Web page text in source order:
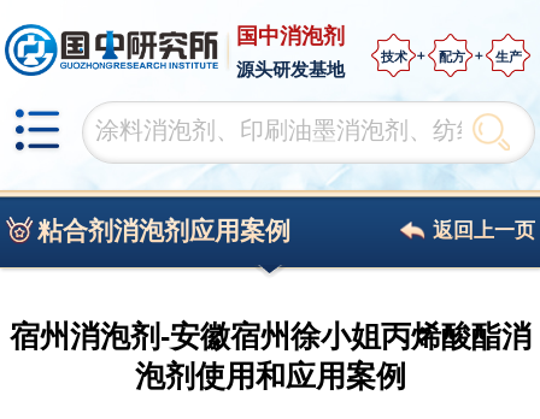
国中消泡剂
源头研发基地
技术 配方 生产
粘合剂消泡剂应用案例 返回上一页
宿州消泡剂-安徽宿州徐小姐丙烯酸酯消
泡剂使用和应用案例